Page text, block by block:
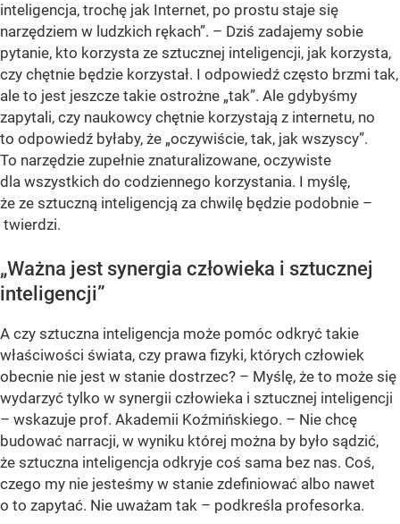
inteligencja, trochę jak Internet, po prostu staje się
narzędziem w ludzkich rękach”. – Dziś zadajemy sobie
pytanie, kto korzysta ze sztucznej inteligencji, jak korzysta,
czy chętnie będzie korzystał. I odpowiedź często brzmi tak,
ale to jest jeszcze takie ostrożne „tak”. Ale gdybyśmy
zapytali, czy naukowcy chętnie korzystają z internetu, no
to odpowiedź byłaby, że „oczywiście, tak, jak wszyscy”.
To narzędzie zupełnie znaturalizowane, oczywiste
dla wszystkich do codziennego korzystania. I myślę,
że ze sztuczną inteligencją za chwilę będzie podobnie –
twierdzi.
„Ważna jest synergia człowieka i sztucznej
inteligencji”
A czy sztuczna inteligencja może pomóc odkryć takie
właściwości świata, czy prawa fizyki, których człowiek
obecnie nie jest w stanie dostrzec? – Myślę, że to może się
wydarzyć tylko w synergii człowieka i sztucznej inteligencji
– wskazuje prof. Akademii Koźmińskiego. – Nie chcę
budować narracji, w wyniku której można by było sądzić,
że sztuczna inteligencja odkryje coś sama bez nas. Coś,
czego my nie jesteśmy w stanie zdefiniować albo nawet
o to zapytać. Nie uważam tak – podkreśla profesorka.